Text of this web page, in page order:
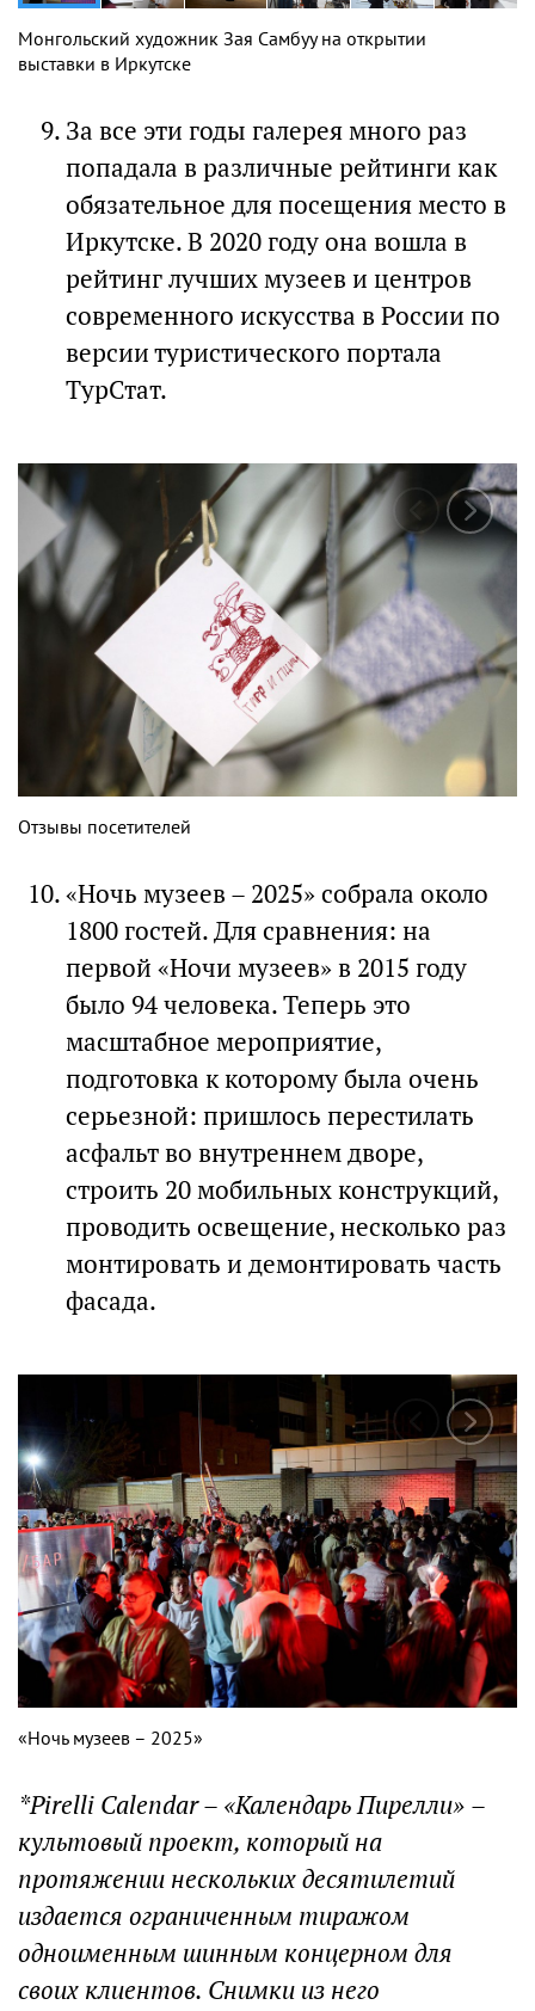
Монгольский художник Зая Самбуу на открытии
выставки в Иркутске
За все эти годы галерея много раз
попадала в различные рейтинги как
обязательное для посещения место в
Иркутске. В 2020 году она вошла в
рейтинг лучших музеев и центров
современного искусства в России по
версии туристического портала
ТурСтат.
Отзывы посетителей
«Ночь музеев – 2025» собрала около
1800 гостей. Для сравнения: на
первой «Ночи музеев» в 2015 году
было 94 человека. Теперь это
масштабное мероприятие,
подготовка к которому была очень
серьезной: пришлось перестилать
асфальт во внутреннем дворе,
строить 20 мобильных конструкций,
проводить освещение, несколько раз
монтировать и демонтировать часть
фасада.
«Ночь музеев – 2025»
*Pirelli Calendar– «Календарь Пирелли» –
культовый проект, который на
протяжении нескольких десятилетий
издается ограниченным тиражом
одноименным шинным концерном для
своих клиентов. Снимки из него